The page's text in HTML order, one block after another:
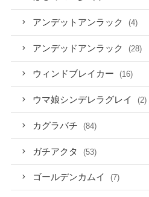
アンデットアンラック (4)
アンデッドアンラック (28)
ウィンドブレイカー (16)
ウマ娘シンデレラグレイ (2)
カグラバチ (84)
ガチアクタ (53)
ゴールデンカムイ (7)